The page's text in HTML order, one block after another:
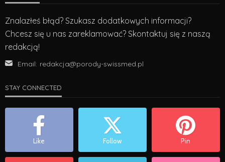
Znalazłeś błąd? Szukasz dodatkowych informacji?
Chcesz się u nas zareklamować? Skontaktuj się z naszą
redakcją!
Email: redakcja@porody-swissmed.pl
STAY CONNECTED
Like Follow Pin